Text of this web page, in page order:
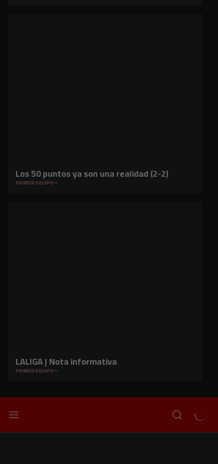
Los 50 puntos ya son una realidad (2-2)
PRIMER EQUIPO
LALIGA | Nota informativa
PRIMER EQUIPO